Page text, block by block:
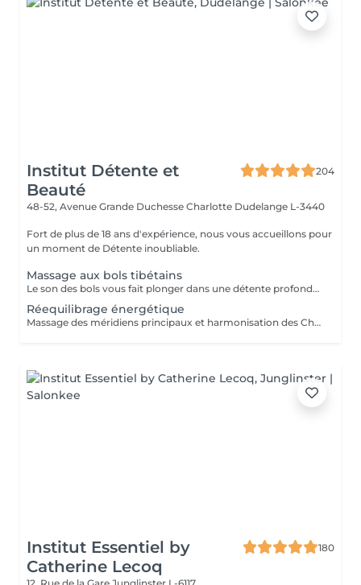
Institut Détente et
Beauté
204
48-52, Avenue Grande Duchesse Charlotte Dudelange L-3440
Fort de plus de 18 ans d'expérience, nous vous accueillons pour
un moment de Détente inoubliable.
Massage aux bols tibétains
Le son des bols vous fait plonger dans une détente profonde, favorise le sommeil et relâche les tensions musculaires et émotionnelles
Réequilibrage énergétique
Massage des méridiens principaux et harmonisation des Chakras pour aider à gérer ses émotions et se sentir bien dans son corps
Institut Essentiel by
Catherine Lecoq
180